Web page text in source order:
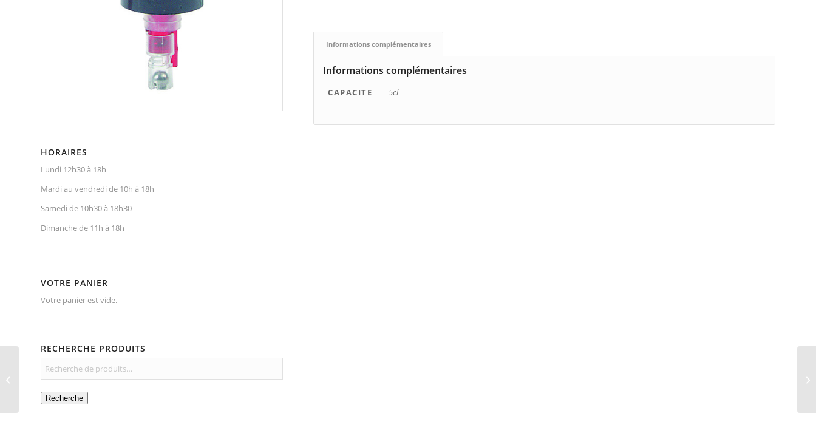
HORAIRES
Lundi 12h30 à 18h
Mardi au vendredi de 10h à 18h
Samedi de 10h30 à 18h30
Dimanche de 11h à 18h
VOTRE PANIER
Votre panier est vide.
RECHERCHE PRODUITS
Recherche
Informations complémentaires
Informations complémentaires
CAPACITE 5cl
Pot à lait en inox